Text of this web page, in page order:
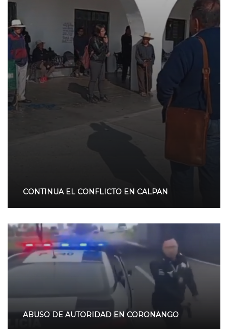
CONTINUA EL CONFLICTO EN CALPAN
ABUSO DE AUTORIDAD EN CORONANGO